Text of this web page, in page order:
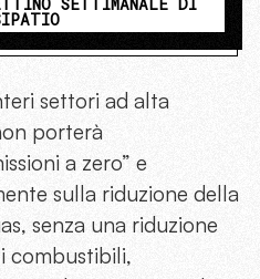
settori ad alta
porterà
a zero” e
sulla riduzione della
senza una riduzione
combustibili,